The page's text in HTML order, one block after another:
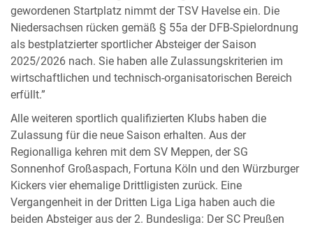
gewordenen Startplatz nimmt der TSV Havelse ein. Die
Niedersachsen rücken gemäß § 55a der DFB-Spielordnung
als bestplatzierter sportlicher Absteiger der Saison
2025/2026 nach. Sie haben alle Zulassungskriterien im
wirtschaftlichen und technisch-organisatorischen Bereich
erfüllt.”
Alle weiteren sportlich qualifizierten Klubs haben die
Zulassung für die neue Saison erhalten. Aus der
Regionalliga kehren mit dem SV Meppen, der SG
Sonnenhof Großaspach, Fortuna Köln und den Würzburger
Kickers vier ehemalige Drittligisten zurück. Eine
Vergangenheit in der Dritten Liga Liga haben auch die
beiden Absteiger aus der 2. Bundesliga: Der SC Preußen